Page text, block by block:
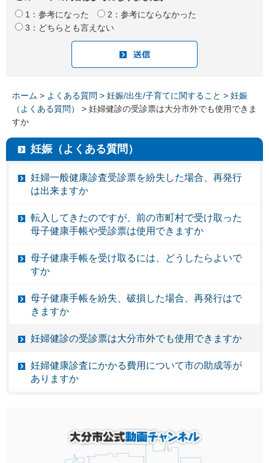
1：参考になった
2：参考にならなかった
3：どちらとも言えない
ホーム > よくある質問 > 妊娠/出生/子育てに関すること > 妊娠
（よくある質問）
> 妊婦健診の受診票は大分市外でも使用できま
すか
妊娠（よくある質問）
妊婦一般健康診査受診票を紛失した場合、再発行
は出来ますか
転入してきたのですが、前の市町村で受け取った
母子健康手帳や受診票は使用できますか
母子健康手帳を受け取るには、どうしたらよいで
すか
母子健康手帳を紛失、破損した場合、再発行はで
きますか
妊婦健診の受診票は大分市外でも使用できますか
妊婦健康診査にかかる費用について市の助成等が
ありますか